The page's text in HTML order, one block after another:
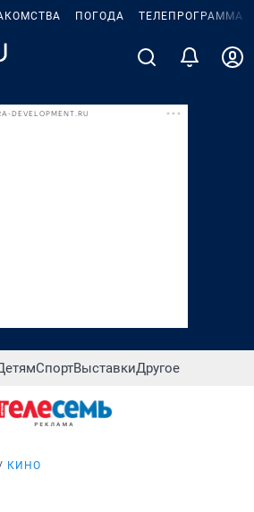
ПОГОДА ТЕЛЕПРОГРАММА
DEVELOPMENT.RU
СпортВыставкиДругое
КИНО